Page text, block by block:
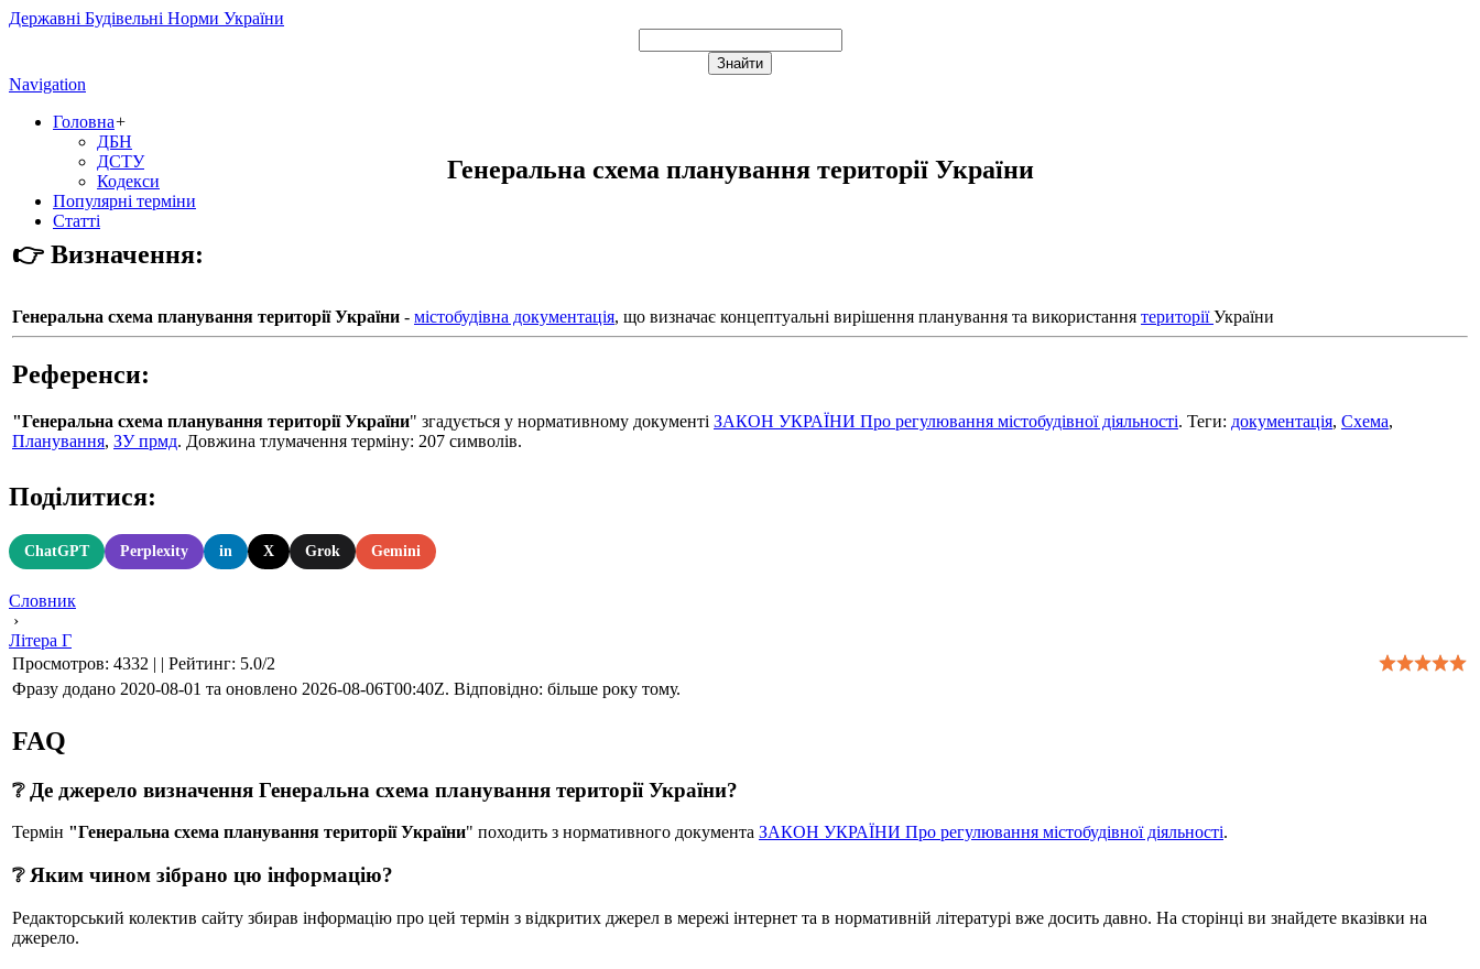
Державні Будівельні Норми України
Navigation
Головна+
ДБН
ДСТУ
Кодекси
Популярні терміни
Статті
Генеральна схема планування території України
👉 Визначення:
Генеральна схема планування території України - містобудівна документація, що визначає концептуальні вирішення планування та використання територіїУкраїни
Референси:
"Генеральна схема планування території України" згадується у нормативному документі ЗАКОН УКРАЇНИ Про регулювання містобудівної діяльності. Теги: документація, Схема,
Планування, ЗУ прмд. Довжина тлумачення терміну: 207 символів.
Поділитися:
ChatGPT Perplexity in X Grok Gemini
Словник
›
Літера Г
Просмотров: 4332 | | Рейтинг: 5.0/2
Фразу додано 2020-08-01 та оновлено 2026-08-06T00:40Z. Відповідно: більше року тому.
FAQ
❔ Де джерело визначення Генеральна схема планування території України?
Термін "Генеральна схема планування території України" походить з нормативного документа ЗАКОН УКРАЇНИ Про регулювання містобудівної діяльності.
❔ Яким чином зібрано цю інформацію?
Редакторський колектив сайту збирав інформацію про цей термін з відкритих джерел в мережі інтернет та в нормативній літературі вже досить давно. На сторінці ви знайдете вказівки на
джерело.